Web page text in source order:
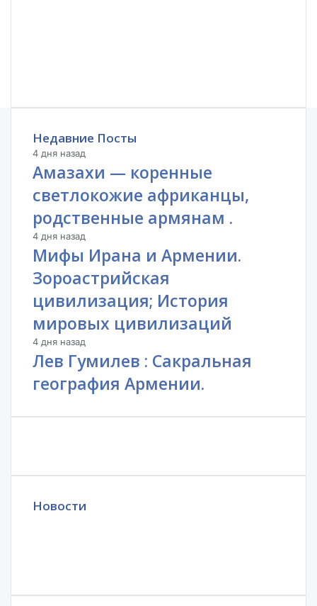
Недавние Посты
4 дня назад
Амазахи — коренные
светлокожие африканцы,
родственные армянам .
4 дня назад
Мифы Ирана и Армении.
Зороастрийская
цивилизация; История
мировых цивилизаций
4 дня назад
Лев Гумилев : Сакральная
география Армении.
Новости